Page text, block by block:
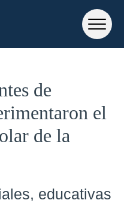
de
el
de la
educativas